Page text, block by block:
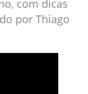
com dicas
por Thiago